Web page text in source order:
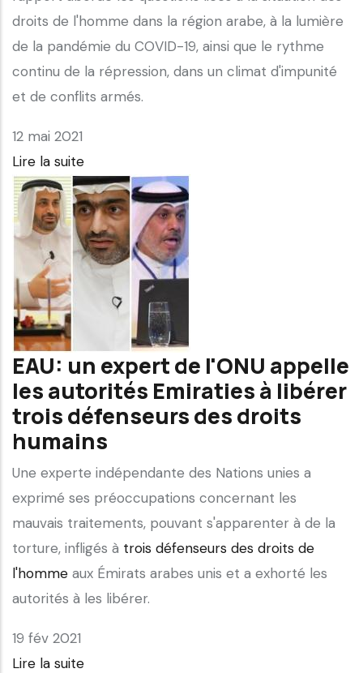
droits de l'homme dans la région arabe, à la lumière
de la pandémie du COVID-19, ainsi que le rythme
continu de la répression, dans un climat d'impunité
et de conflits armés.
12 mai 2021
Lire la suite
EAU: un expert de l'ONU appelle
les autorités Emiraties à libérer
trois défenseurs des droits
humains
Une experte indépendante des Nations unies a
exprimé ses préoccupations concernant les
mauvais traitements, pouvant s'apparenter à de la
torture, infligés à trois défenseurs des droits de
l'homme aux Émirats arabes unis et a exhorté les
autorités à les libérer.
19 fév 2021
Lire la suite